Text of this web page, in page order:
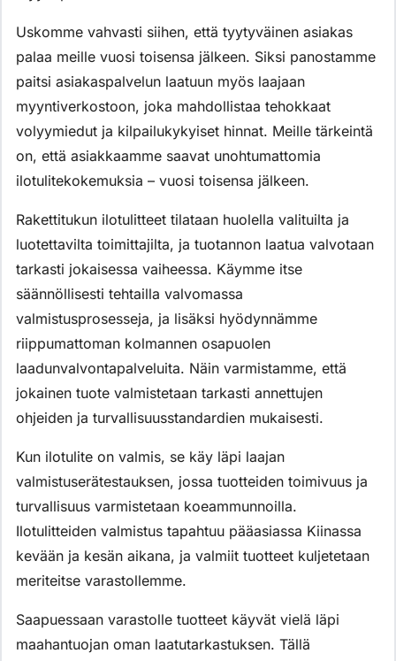
Uskomme vahvasti siihen, että tyytyväinen asiakas
palaa meille vuosi toisensa jälkeen. Siksi panostamme
paitsi asiakaspalvelun laatuun myös laajaan
myyntiverkostoon, joka mahdollistaa tehokkaat
volyymiedut ja kilpailukykyiset hinnat. Meille tärkeintä
on, että asiakkaamme saavat unohtumattomia
ilotulitekokemuksia – vuosi toisensa jälkeen.
Rakettitukun ilotulitteet tilataan huolella valituilta ja
luotettavilta toimittajilta, ja tuotannon laatua valvotaan
tarkasti jokaisessa vaiheessa. Käymme itse
säännöllisesti tehtailla valvomassa
valmistusprosesseja, ja lisäksi hyödynnämme
riippumattoman kolmannen osapuolen
laadunvalvontapalveluita. Näin varmistamme, että
jokainen tuote valmistetaan tarkasti annettujen
ohjeiden ja turvallisuusstandardien mukaisesti.
Kun ilotulite on valmis, se käy läpi laajan
valmistuserätestauksen, jossa tuotteiden toimivuus ja
turvallisuus varmistetaan koeammunnoilla.
Ilotulitteiden valmistus tapahtuu pääasiassa Kiinassa
kevään ja kesän aikana, ja valmiit tuotteet kuljetetaan
meriteitse varastollemme.
Saapuessaan varastolle tuotteet käyvät vielä läpi
maahantuojan oman laatutarkastuksen. Tällä